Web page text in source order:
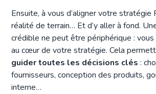
Ensuite, à vous d’aligner votre stratégie
réalité de terrain… Et d’y aller à fond.
crédible ne peut être périphérique :
au cœur de votre stratégie. Cela
guider toutes les décisions clés :
fournisseurs, conception des produits,
interne…